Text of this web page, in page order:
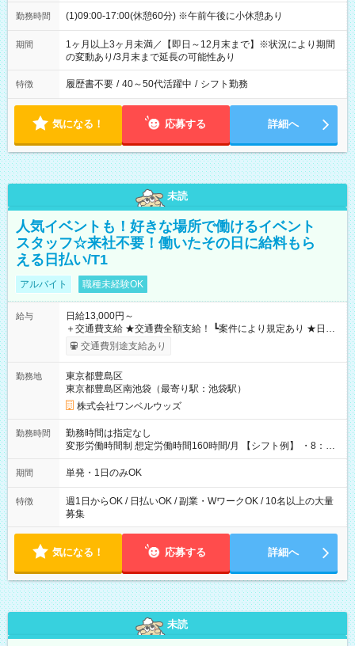
勤務時間 (1)09:00-17:00(休憩60分) ※午前午後に小休憩あり
期間
1ヶ月以上3ヶ月未満／【即日～12月末まで】※状況により期間
の変動あり/3月末まで延長の可能性あり
特徴 履歴書不要 / 40～50代活躍中 / シフト勤務
気になる！ 応募する 詳細へ
未読
人気イベントも！好きな場所で働けるイベント
スタッフ☆来社不要！働いたその日に給料もら
える日払い/T1
アルバイト 職種未経験OK
給与
日給13,000円～
＋交通費支給 ★交通費全額支給！ ┗案件により規定あり ★日払
いOK！（規定あり） ┗働いたその日に現金GET♪ お仕事後はコ
ンビニATMから 日払い分を引き落とせます！ 【試用期間】試
交通費別途支給あり
勤務地
東京都豊島区
東京都豊島区南池袋（最寄り駅：池袋駅）
株式会社ワンベルウッズ
勤務時間
勤務時間は指定なし
変形労働時間制 想定労働時間160時間/月 【シフト例】 ・8：00
～21：00
期間 単発・1日のみOK
特徴
週1日からOK / 日払いOK / 副業・WワークOK / 10名以上の大量
募集
気になる！ 応募する 詳細へ
未読